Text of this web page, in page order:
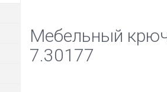
Мебельный
7.30177